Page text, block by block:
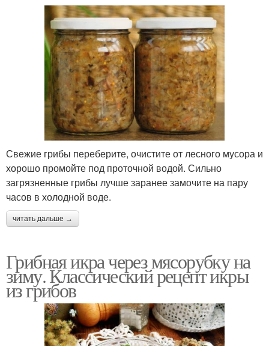
Свежие грибы переберите, очистите от лесного мусора и
хорошо промойте под проточной водой. Сильно
загрязненные грибы лучше заранее замочите на пару
часов в холодной воде.
читать дальше →
Грибная икра через мясорубку на
зиму. Классический рецепт икры
из грибов